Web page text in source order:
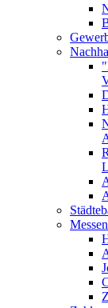
Messen